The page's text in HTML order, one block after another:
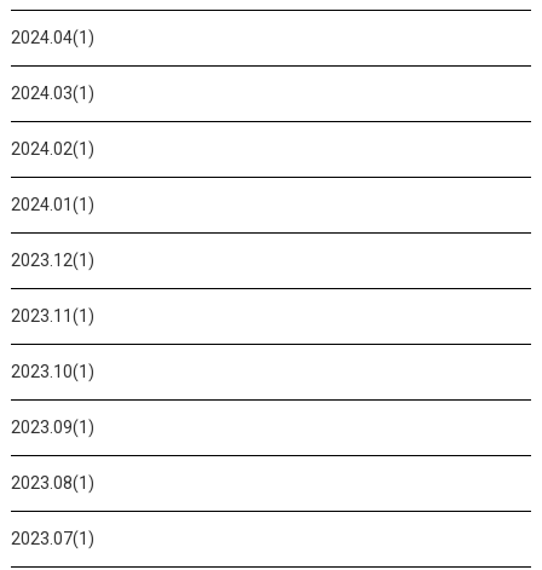
2024.04(1)
2024.03(1)
2024.02(1)
2024.01(1)
2023.12(1)
2023.11(1)
2023.10(1)
2023.09(1)
2023.08(1)
2023.07(1)